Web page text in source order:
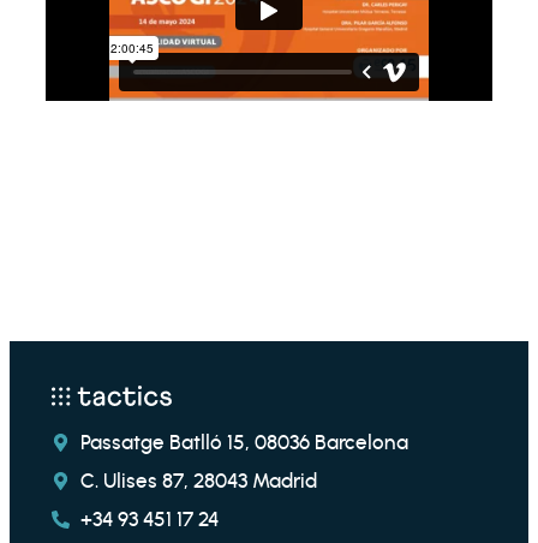
Passatge Batlló 15, 08036 Barcelona
C. Ulises 87, 28043 Madrid
+34 93 451 17 24